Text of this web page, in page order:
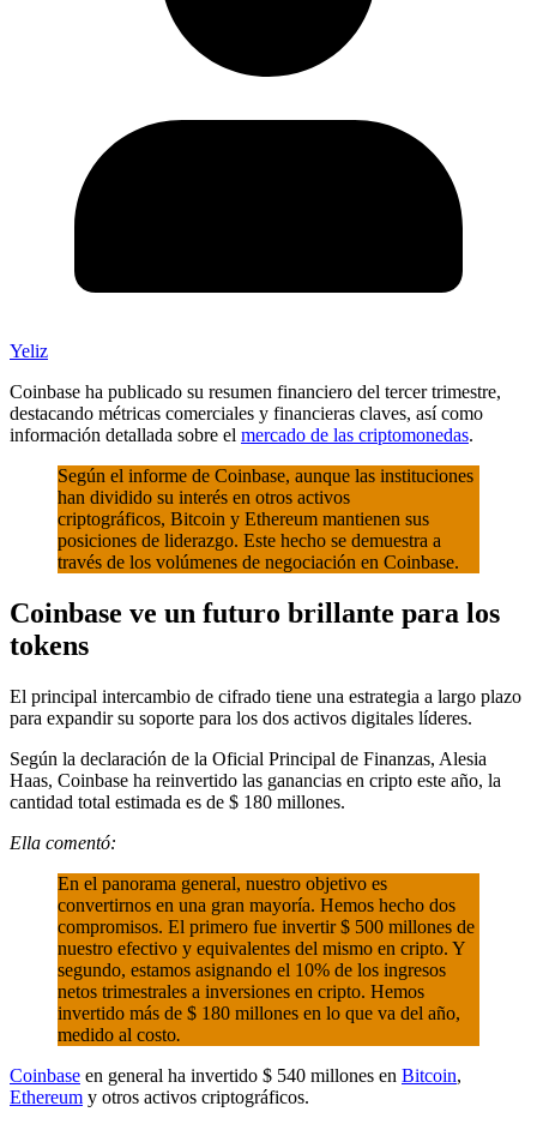
Yeliz
Coinbase ha publicado su resumen financiero del tercer trimestre,
destacando métricas comerciales y financieras claves, así como
información detallada sobre el mercado de las criptomonedas.
Según el informe de Coinbase, aunque las instituciones
han dividido su interés en otros activos
criptográficos, Bitcoin y Ethereum mantienen sus
posiciones de liderazgo. Este hecho se demuestra a
través de los volúmenes de negociación en Coinbase.
Coinbase ve un futuro brillante para los
tokens
El principal intercambio de cifrado tiene una estrategia a largo plazo
para expandir su soporte para los dos activos digitales líderes.
Según la declaración de la Oficial Principal de Finanzas, Alesia
Haas, Coinbase ha reinvertido las ganancias en cripto este año, la
cantidad total estimada es de $ 180 millones.
Ella comentó:
En el panorama general, nuestro objetivo es
convertirnos en una gran mayoría. Hemos hecho dos
compromisos. El primero fue invertir $ 500 millones de
nuestro efectivo y equivalentes del mismo en cripto. Y
segundo, estamos asignando el 10% de los ingresos
netos trimestrales a inversiones en cripto. Hemos
invertido más de $ 180 millones en lo que va del año,
medido al costo.
Coinbase en general ha invertido $ 540 millones en Bitcoin,
Ethereum y otros activos criptográficos.